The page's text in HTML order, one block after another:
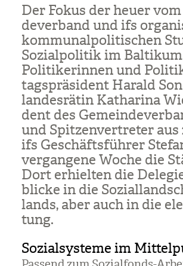
Der Fokus der heuer
de­ver­band und ifs
kom­mu­nal­po­li­ti­schen
Sozi­al­po­li­tik im
Poli­ti­ke­rin­nen und
tags­prä­si­dent Harald
lan­des­rä­tin Katha­rina
dent des
und Spit­zen­ver­tre­ter aus
ifs Geschäfts­füh­rer
ver­gan­gene Woche die
Dort erhiel­ten die
bli­cke in die
lands, aber auch in die
tung.
Sozialsysteme im